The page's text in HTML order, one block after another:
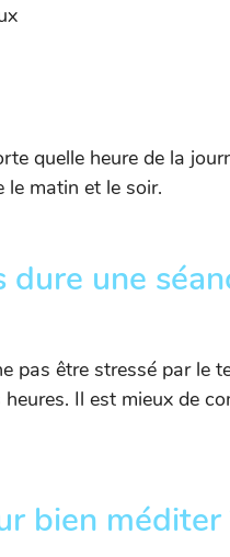
quelle heure de la
le matin et le soir.
une
pas être stressé par le
Il est mieux de
bien méditer